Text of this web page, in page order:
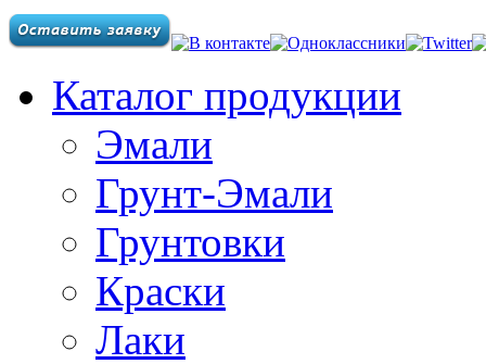
Каталог продукции
Эмали
Грунт-Эмали
Грунтовки
Краски
Лаки